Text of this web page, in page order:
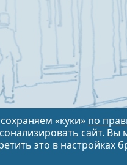
Политика обработки
«куки» по
сайт. Вы
это в настройках